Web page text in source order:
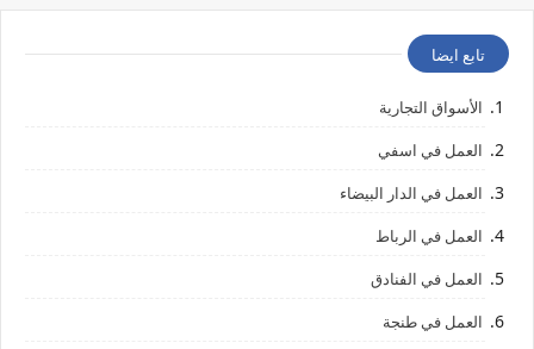
تابع ايضا
الأسواق التجارية
العمل في اسفي
العمل في الدار البيضاء
العمل في الرباط
العمل في الفنادق
العمل في طنجة